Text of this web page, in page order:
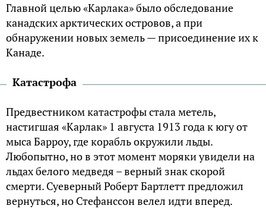
Главной целью «Карлака» было обследование
канадских арктических островов, а при
обнаружении новых земель — присоединение их к
Канаде.
Катастрофа
Предвестником катастрофы стала метель,
настигшая «Карлак» 1 августа 1913 года к югу от
мыса Барроу, где корабль окружили льды.
Любопытно, но в этот момент моряки увидели на
льдах белого медведя – верный знак скорой
смерти. Суеверный Роберт Бартлетт предложил
вернуться, но Стефанссон велел идти вперед.